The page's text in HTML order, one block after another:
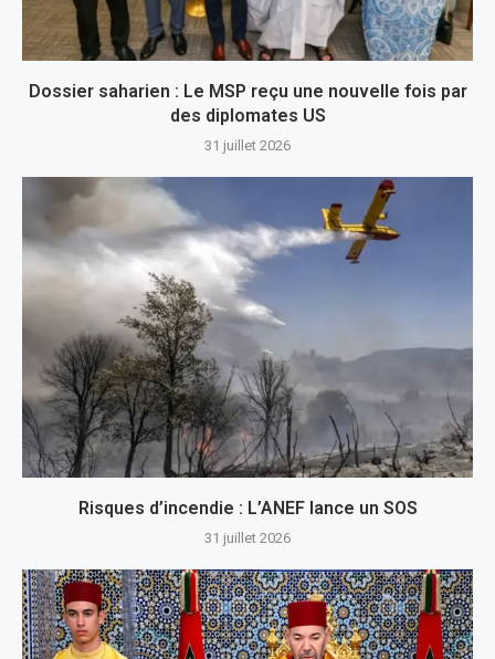
Dossier saharien : Le MSP reçu une nouvelle fois par
des diplomates US
31 juillet 2026
Risques d’incendie : L’ANEF lance un SOS
31 juillet 2026